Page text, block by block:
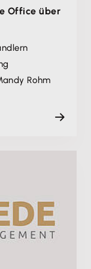
Office über
Rohm